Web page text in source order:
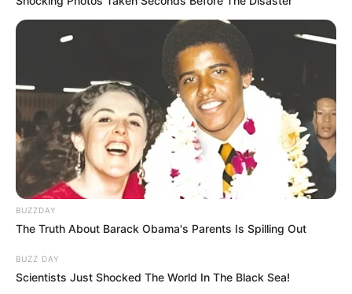
BUZZDAY
The Truth About Barack Obama's Parents Is Spilling Out
BUZZ DAY
Scientists Just Shocked The World In The Black Sea!